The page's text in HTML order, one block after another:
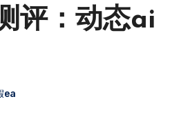
评：动态ai
ea